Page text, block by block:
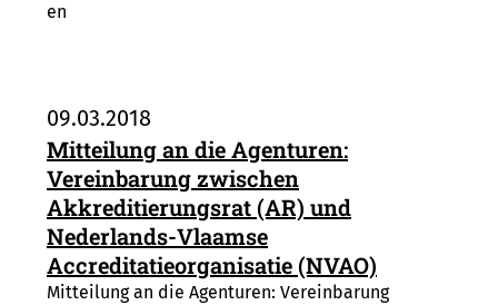
en
09.03.2018
Mitteilung an die Agenturen:
Vereinbarung zwischen
Akkreditierungsrat (AR) und
Nederlands-Vlaamse
Accreditatieorganisatie (NVAO)
Mitteilung an die Agenturen: Vereinbarung